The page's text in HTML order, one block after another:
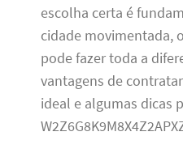
escolha certa é
cidade movimentada,
pode fazer toda a
vantagens de
ideal e algumas dicas